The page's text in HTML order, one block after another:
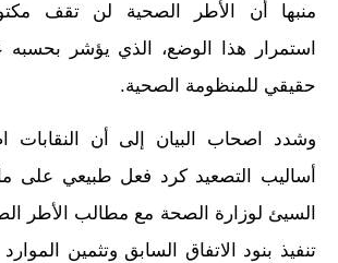
منبها أن الأطر الصحية لن تقف
استمرار هذا الوضع، الذي يؤشر
حقيقي للمنظومة الصحية.
وشدد اصحاب البيان إلى أن
أساليب التصعيد كرد فعل طبيعي على
السيئ لوزارة الصحة مع مطالب الأطر
تنفيذ بنود الاتفاق السابق وتثمين الموارد